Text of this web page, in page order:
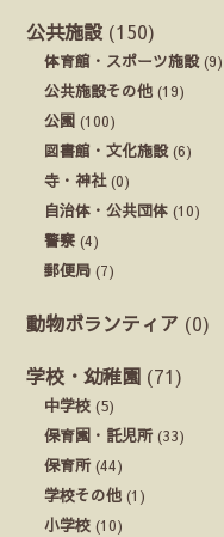
公共施設 (150)
体育館・スポーツ施設(9)
公共施設その他 (19)
公園 (100)
図書館・文化施設(6)
寺・神社(0)
自治体・公共団体 (10)
警察 (4)
郵便局 (7)
動物ボランティア (0)
学校・幼稚園 (71)
中学校 (5)
保育園・託児所(33)
保育所(44)
学校その他 (1)
小学校 (10)